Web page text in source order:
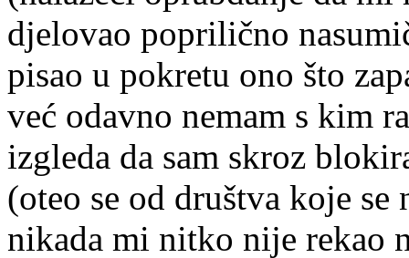
djelovao poprilično
pisao u pokretu ono što
već odavno nemam s kim
izgleda da sam skroz
(oteo se od društva koje se
nikada mi nitko nije rekao